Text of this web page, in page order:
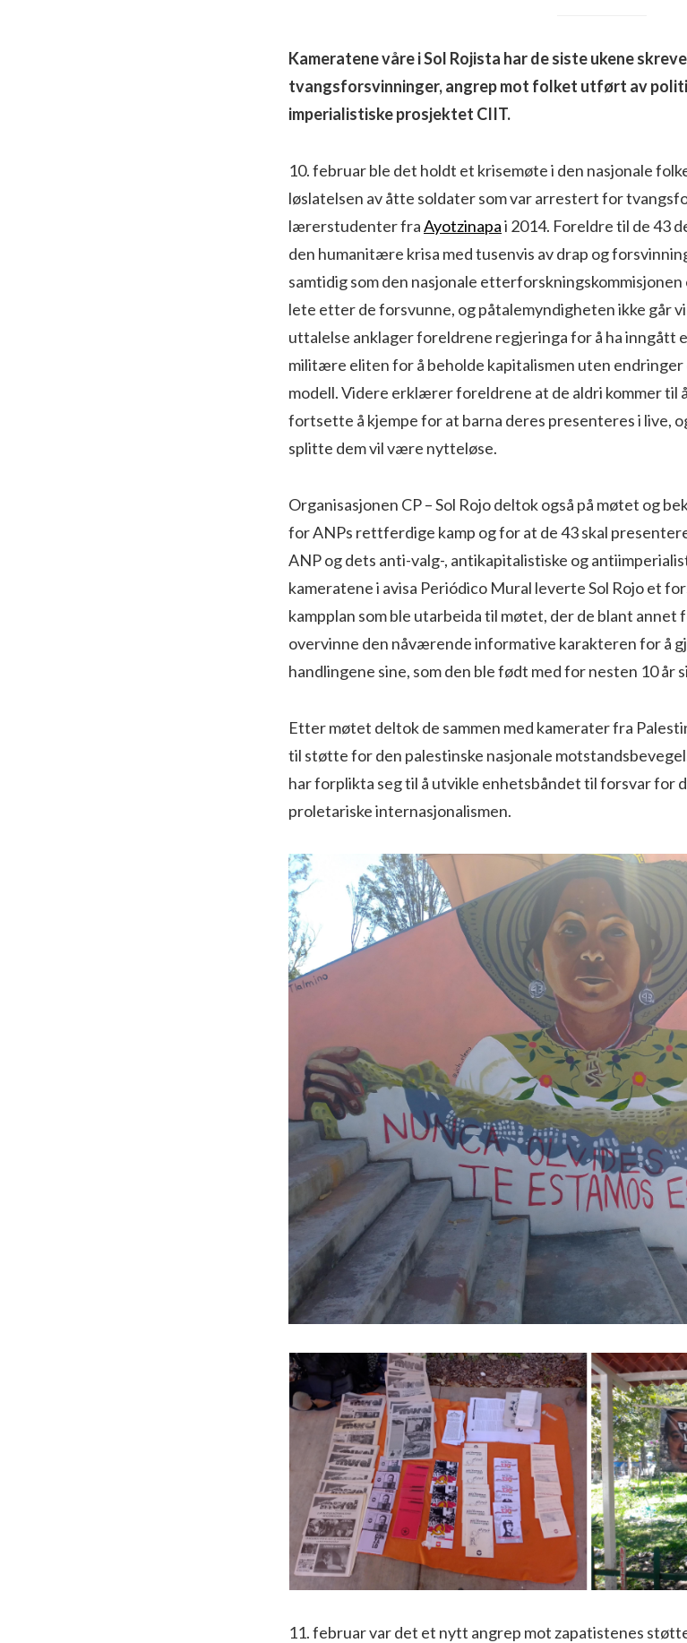
Kameratene våre i Sol Rojista har de siste ukene
tvangsforsvinninger, angrep mot folket utført av
imperialistiske prosjektet CIIT.
10. februar ble det holdt et krisemøte i den nasjonale
løslatelsen av åtte soldater som var arrestert for
lærerstudenter fraAyotzinapai 2014. Foreldre til de 43
den humanitære krisa med tusenvis av drap og
samtidig som den nasjonale
lete etter de forsvunne, og påtalemyndigheten ikke går
uttalelse anklager foreldrene regjeringa for å ha inngått
militære eliten for å beholde kapitalismen uten endringer
modell. Videre erklærer foreldrene at de aldri kommer til
fortsette å kjempe for at barna deres presenteres i live,
splitte dem vil være nytteløse.
Organisasjonen CP – Sol Rojo deltok også på møtet og
for ANPs rettferdige kamp og for at de 43 skal
ANP og dets anti-valg-, antikapitalistiske og
kameratene i avisa Periódico Mural leverte Sol Rojo et
kampplan som ble utarbeida til møtet, der de blant annet
overvinne den nåværende informative karakteren for å
handlingene sine, som den ble født med for nesten 10 år
Etter møtet deltok de sammen med kamerater fra
til støtte for den palestinske nasjonale
har forplikta seg til å utvikle enhetsbåndet til forsvar for
proletariske internasjonalismen.
11. februar var det et nytt angrep mot zapatistenes